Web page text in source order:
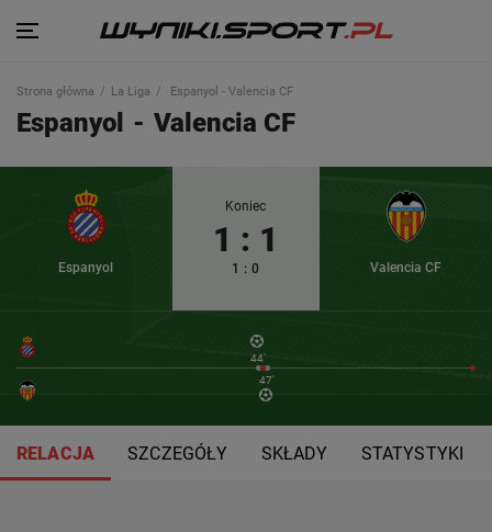
Strona główna La Liga Espanyol - Valencia CF
Espanyol - Valencia CF
Espanyol
Koniec
1 : 1
1 : 0 Valencia CF
44'
47'
RELACJA SZCZEGÓŁY SKŁADY STATYSTYKI